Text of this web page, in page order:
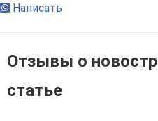
Написать
Отзывы о
статье